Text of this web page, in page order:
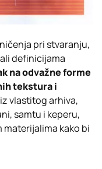
pri stvaranju,
definicijama
na odvažne forme
tekstura i
vlastitog arhiva,
samtu i keperu,
kako bi